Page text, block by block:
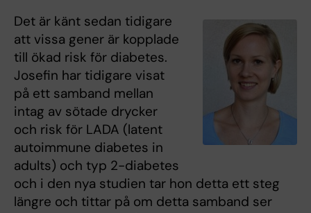
Det är känt sedan tidigare
att vissa gener är kopplade
till ökad risk för diabetes.
Josefin har tidigare visat
på ett samband mellan
intag av sötade drycker
och risk för LADA (latent
autoimmune diabetes in
adults) och typ 2-diabetes
och i den nya studien tar hon detta ett steg
längre och tittar på om detta samband ser